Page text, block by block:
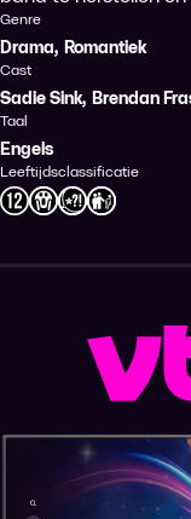
Genre
Drama, Romantiek
Cast
Sadie Sink, Brendan
Taal
Engels
Leeftijdsclassificatie